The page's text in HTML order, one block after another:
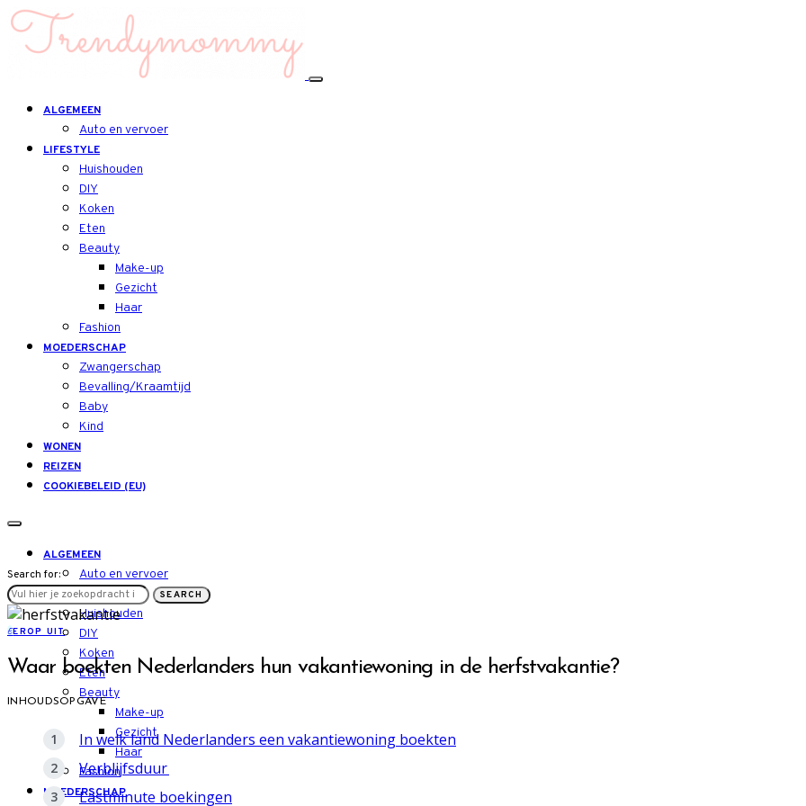
ALGEMEEN
Auto en vervoer
LIFESTYLE
Huishouden
DIY
Koken
Eten
Beauty
Make-up
Gezicht
Haar
Fashion
MOEDERSCHAP
Zwangerschap
Bevalling/Kraamtijd
Baby
Kind
WONEN
REIZEN
COOKIEBELEID (EU)
ALGEMEEN
Auto en vervoer
LIFESTYLE
Huishouden
DIY
Koken
Eten
Beauty
Make-up
Gezicht
Haar
Fashion
MOEDERSCHAP
Search for:
SEARCH
EEROP UIT
Waar boekten Nederlanders hun vakantiewoning in de herfstvakantie?
INHOUDSOPGAVE
In welk land Nederlanders een vakantiewoning boekten
Verblijfsduur
Lastminute boekingen